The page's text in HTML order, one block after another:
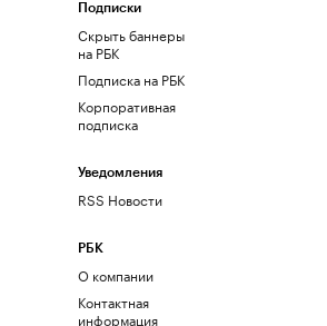
Подписки
Скрыть баннеры
на РБК
Подписка на РБК
Корпоративная
подписка
Уведомления
RSS Новости
РБК
О компании
Контактная
информация